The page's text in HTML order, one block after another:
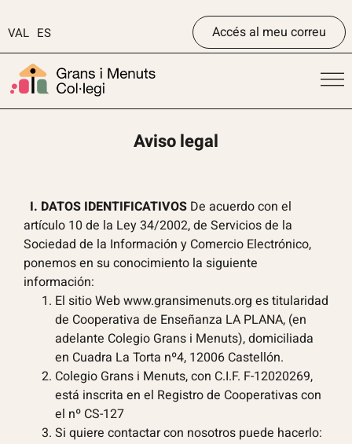
VAL ES Accés al meu correu
Aviso legal
I. DATOS IDENTIFICATIVOS De acuerdo con el
artículo 10 de la Ley 34/2002, de Servicios de la
Sociedad de la Información y Comercio Electrónico,
ponemos en su conocimiento la siguiente
información:
El sitio Webwww.gransimenuts.org es titularidad
de Cooperativa de Enseñanza LA PLANA, (en
adelante Colegio Grans i Menuts), domiciliada
en Cuadra La Torta nº4, 12006 Castellón.
Colegio Grans i Menuts, con C.I.F. F-12020269,
está inscrita en el Registro de Cooperativas con
el nº CS-127
Si quiere contactar con nosotros puede hacerlo: